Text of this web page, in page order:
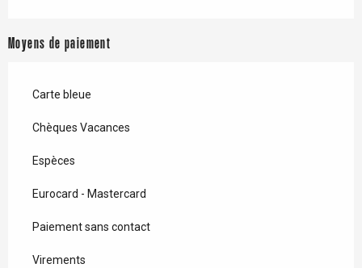
Moyens de paiement
Carte bleue
Chèques Vacances
Espèces
Eurocard - Mastercard
Paiement sans contact
Virements